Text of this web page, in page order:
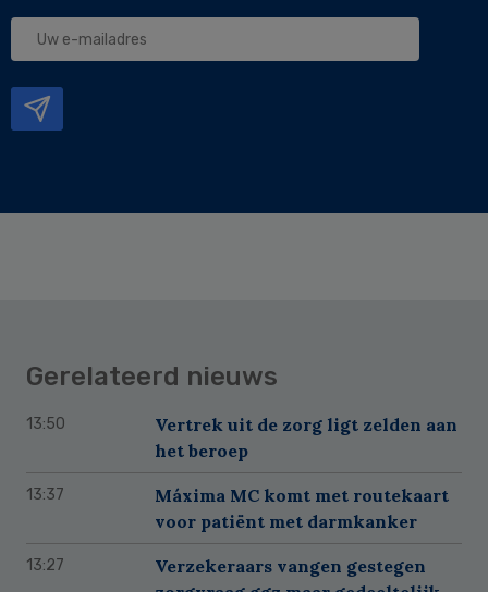
Uw
Gerelateerd nieuws
13:50
Vertrek uit de zorg ligt zelden aan
het beroep
13:37
Máxima MC komt met routekaart
voor patiënt met darmkanker
13:27
Verzekeraars vangen gestegen